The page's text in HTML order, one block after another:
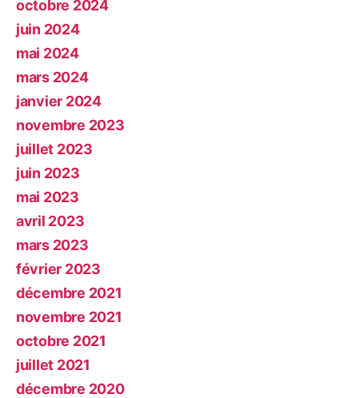
octobre 2024
juin 2024
mai 2024
mars 2024
janvier 2024
novembre 2023
juillet 2023
juin 2023
mai 2023
avril 2023
mars 2023
février 2023
décembre 2021
novembre 2021
octobre 2021
juillet 2021
décembre 2020